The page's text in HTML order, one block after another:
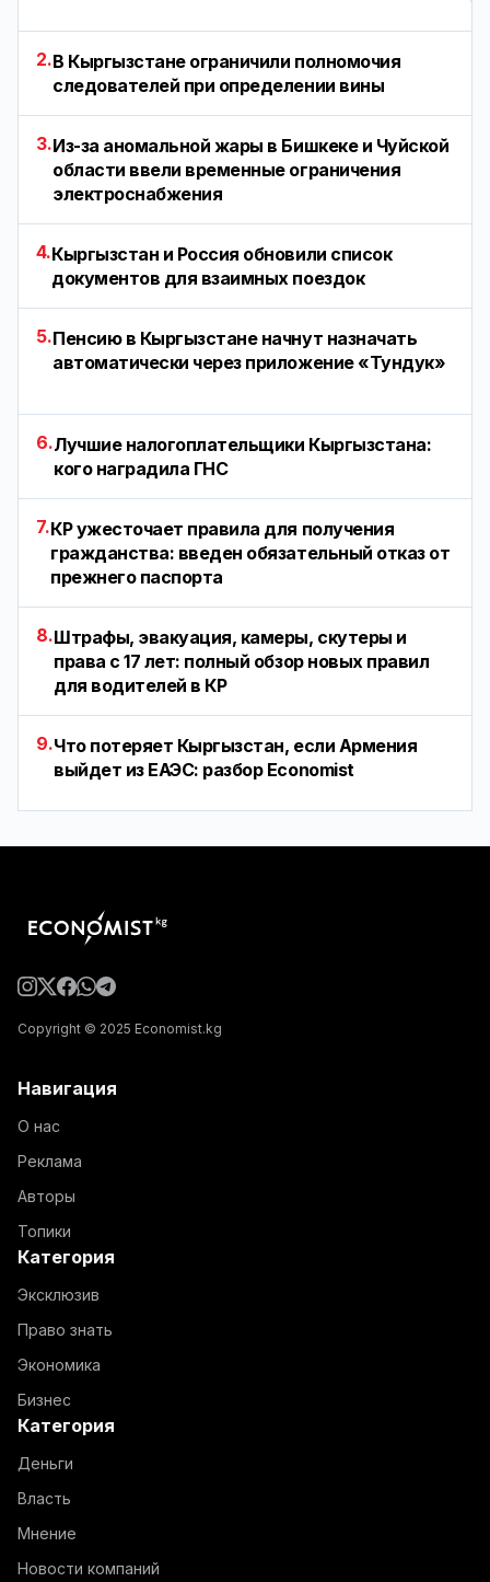
2.В Кыргызстане ограничили полномочия
следователей при определении вины
3.Из-за аномальной жары в Бишкеке и Чуйской
области ввели временные ограничения
электроснабжения
4.Кыргызстан и Россия обновили список
документов для взаимных поездок
5.Пенсию в Кыргызстане начнут назначать
автоматически через приложение «Тундук»
6.Лучшие налогоплательщики Кыргызстана:
кого наградила ГНС
7.КР ужесточает правила для получения
гражданства: введен обязательный отказ от
прежнего паспорта
8.Штрафы, эвакуация, камеры, скутеры и
права с 17 лет: полный обзор новых правил
для водителей в КР
9.Что потеряет Кыргызстан, если Армения
выйдет из ЕАЭС: разбор Economist
Copyright © 2025 Economist.kg
Навигация
О нас
Реклама
Авторы
Топики
Категория
Эксклюзив
Право знать
Экономика
Бизнес
Категория
Деньги
Власть
Мнение
Новости компаний